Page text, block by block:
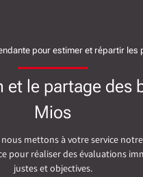
pour estimer et répartir les
et le partage des
Mios
nous mettons à votre service
pour réaliser des évaluations
justes et objectives.